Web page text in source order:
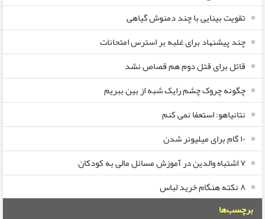
تقویت بینایی با چند دمنوش گیاهی
چند پیشنهاد برای غلبه بر استرس امتحانات
قاتل برای قتل دوم هم قصاص نشد
چگونه چروک چشم رایک شبه از بین ببریم
نتانیاهو: استعفا نمی کنم
۱۰ گام برای میلیونر شدن
۷ اشتباه والدین در آموزش مسائل مالی به کودکان
۸ نکته هنگام خرید لباس
برچسب‌ها